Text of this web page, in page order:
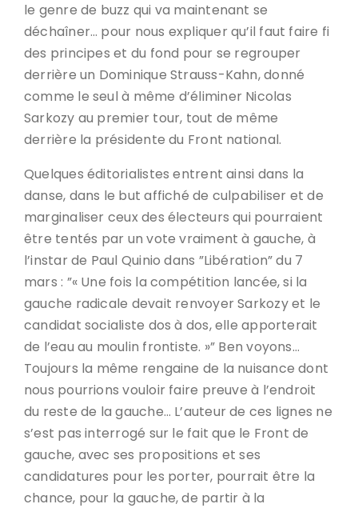
le genre de buzz qui va maintenant se
déchaîner… pour nous expliquer qu’il faut faire fi
des principes et du fond pour se regrouper
derrière un Dominique Strauss-Kahn, donné
comme le seul à même d’éliminer Nicolas
Sarkozy au premier tour, tout de même
derrière la présidente du Front national.
Quelques éditorialistes entrent ainsi dans la
danse, dans le but affiché de culpabiliser et de
marginaliser ceux des électeurs qui pourraient
être tentés par un vote vraiment à gauche, à
l’instar de Paul Quinio dans ”Libération” du 7
mars : ”« Une fois la compétition lancée, si la
gauche radicale devait renvoyer Sarkozy et le
candidat socialiste dos à dos, elle apporterait
de l’eau au moulin frontiste. »” Ben voyons…
Toujours la même rengaine de la nuisance dont
nous pourrions vouloir faire preuve à l’endroit
du reste de la gauche… L’auteur de ces lignes ne
s’est pas interrogé sur le fait que le Front de
gauche, avec ses propositions et ses
candidatures pour les porter, pourrait être la
chance, pour la gauche, de partir à la